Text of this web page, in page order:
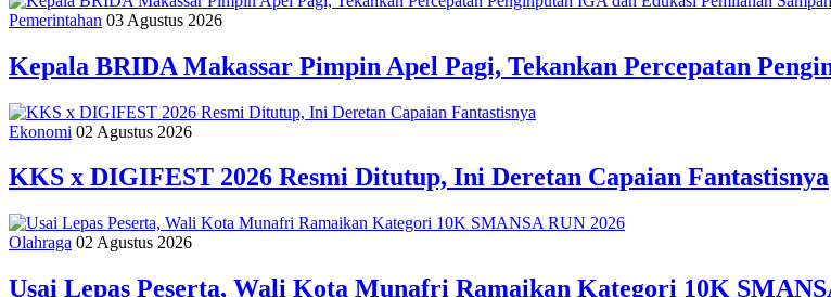
Pemerintahan 03 Agustus 2026
Kepala BRIDA Makassar Pimpin Apel Pagi, Tekankan Percepatan
Ekonomi 02 Agustus 2026
KKS x DIGIFEST 2026 Resmi Ditutup, Ini Deretan Capaian Fantastisnya
Olahraga 02 Agustus 2026
Usai Lepas Peserta, Wali Kota Munafri Ramaikan Kategori 10K